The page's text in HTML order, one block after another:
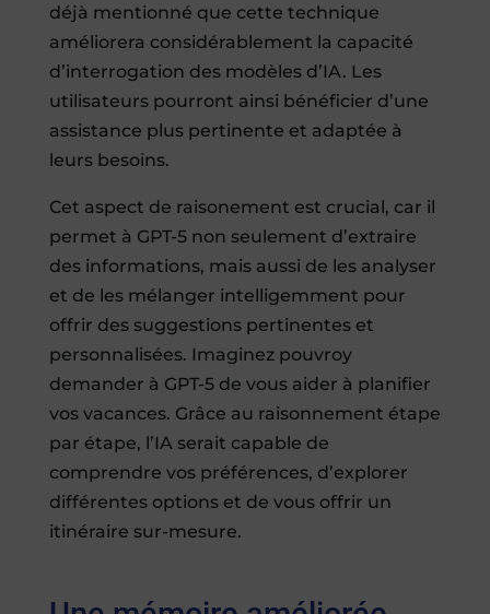
déjà mentionné que cette technique
améliorera considérablement la capacité
d’interrogation des modèles d’IA. Les
utilisateurs pourront ainsi bénéficier d’une
assistance plus pertinente et adaptée à
leurs besoins.
Cet aspect de raisonement est crucial, car il
permet à GPT-5 non seulement d’extraire
des informations, mais aussi de les analyser
et de les mélanger intelligemment pour
offrir des suggestions pertinentes et
personnalisées. Imaginez pouvroy
demander à GPT-5 de vous aider à planifier
vos vacances. Grâce au raisonnement étape
par étape, l’IA serait capable de
comprendre vos préférences, d’explorer
différentes options et de vous offrir un
itinéraire sur-mesure.